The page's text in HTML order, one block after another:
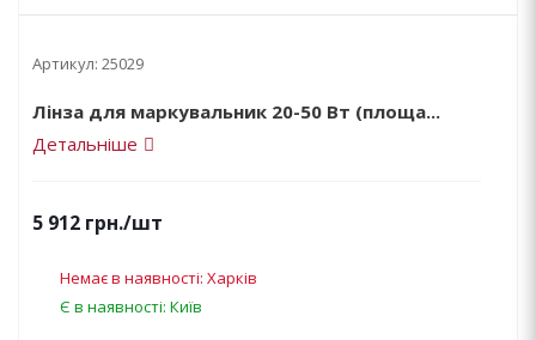
Артикул: 25029
Лінза для маркувальник 20-50 Вт (площа...
Детальніше
5 912 грн./шт
Немає в наявності: Харків
Є в наявності: Київ